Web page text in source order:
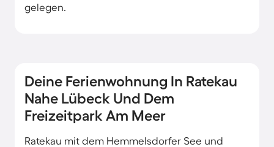
gelegen.
Deine Ferienwohnung In Ratekau
Nahe Lübeck Und Dem
Freizeitpark Am Meer
Ratekau mit dem Hemmelsdorfer See und